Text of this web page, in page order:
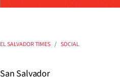
EL SALVADOR TIMES SOCIAL
San Salvador